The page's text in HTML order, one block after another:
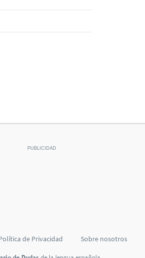
de Privacidad Sobre nosotros